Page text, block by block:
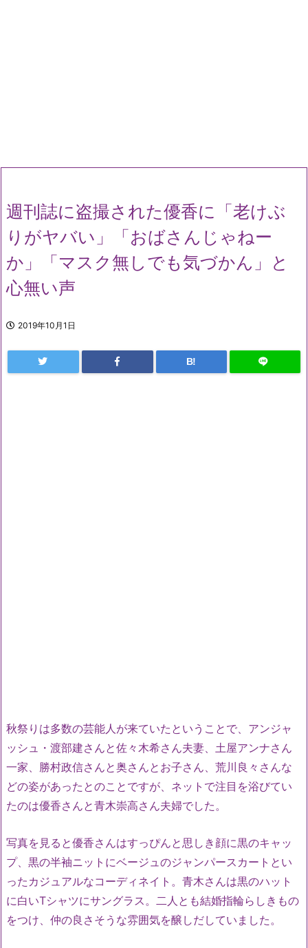
週刊誌に盗撮された優香に「老けぶ
りがヤバい」「おばさんじゃねー
か」「マスク無しでも気づかん」と
心無い声
2019年10月1日
B!
秋祭りは多数の芸能人が来ていたということで、アンジャ
ッシュ・渡部建さんと佐々木希さん夫妻、土屋アンナさん
一家、勝村政信さんと奥さんとお子さん、荒川良々さんな
どの姿があったとのことですが、ネットで注目を浴びてい
たのは優香さんと青木崇高さん夫婦でした。
写真を見ると優香さんはすっぴんと思しき顔に黒のキャッ
プ、黒の半袖ニットにベージュのジャンパースカートとい
ったカジュアルなコーディネイト。青木さんは黒のハット
に白いTシャツにサングラス。二人とも結婚指輪らしきもの
をつけ、仲の良さそうな雰囲気を醸しだしていました。